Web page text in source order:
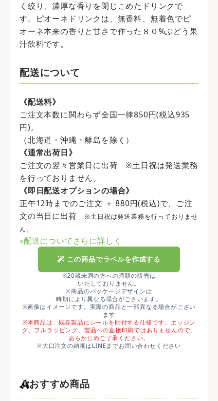
く絞り、濃厚な香りを閉じこめたドリンクで
す。ピオーネドリンクは、無香料、無着色でピ
オーネ本来の香りと甘さで作った８０%ぶどう果
汁飲料です。
配送について
《配送料》
ご注文本数に関わらず全国一律850円(税込935
円)。
（北海道・沖縄・離島を除く）
《通常出荷日》
ご注文の翌々営業日に出荷 ※土日祝は発送業務
を行っておりません。
《即日配送オプションの場合》
正午12時までのご注文 ＋ 880円(税込)で、ご注
文の当日に出荷※土日祝は発送業務を行っておりませ
ん。
»配送についてさらに詳しく
この商品でラベルを作成する
※20歳未満の方への酒類の販売は
いたしておりません。
※商品のパッケージデザインは
時期により異なる場合がございます。
※画像はイメージです。実際の商品と一部異なる場合がござい
ます
※本商品は、既存製品にシールを貼付する仕様です。エッジン
グ、フルラッピング、製品への直接印刷ではありませんので、
あらかじめご了承ください。
※大口注文の納期はLINEまでお問い合わせください
おすすめ商品